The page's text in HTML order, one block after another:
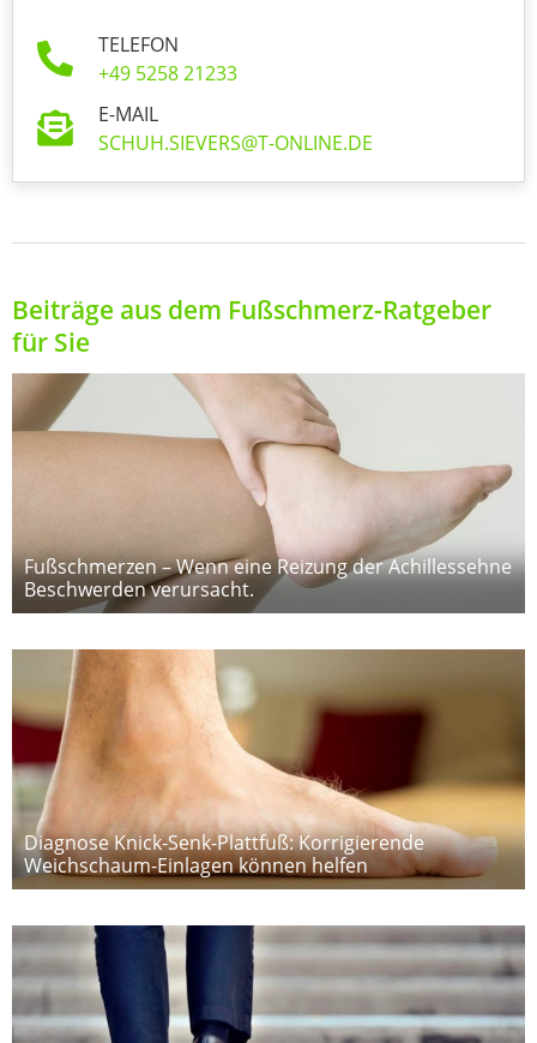
TELEFON
+49 5258 21233
E-MAIL
SCHUH.SIEVERS@T-ONLINE.DE
Beiträge aus dem Fußschmerz-Ratgeber
für Sie
Fußschmerzen – Wenn eine Reizung der Achillessehne
Beschwerden verursacht.
Diagnose Knick-Senk-Plattfuß: Korrigierende
Weichschaum-Einlagen können helfen